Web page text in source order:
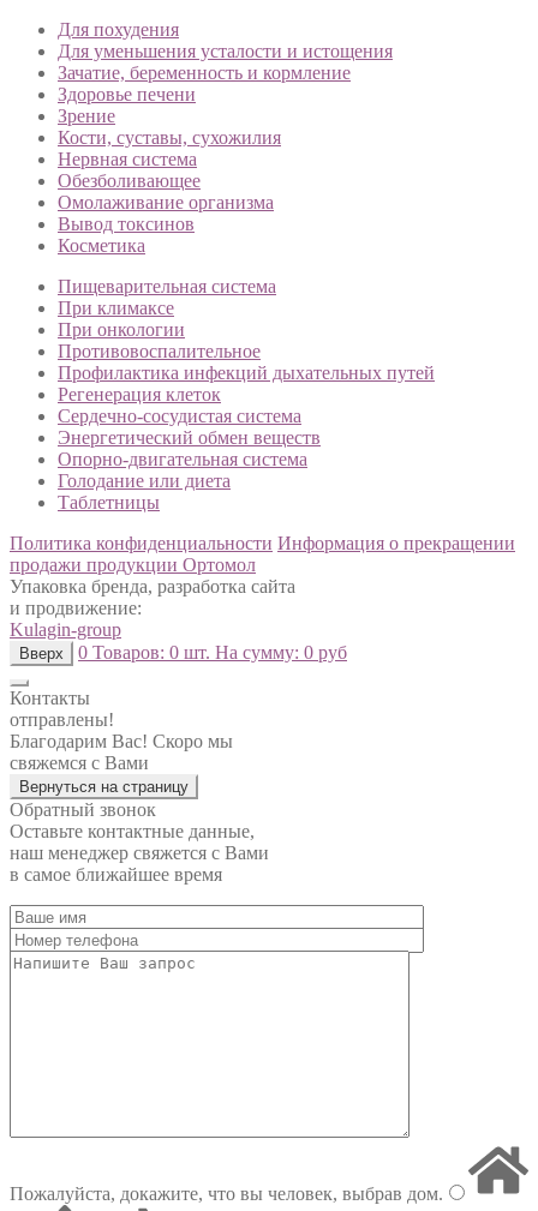
Для похудения
Для уменьшения усталости и истощения
Зачатие, беременность и кормление
Здоровье печени
Зрение
Кости, суставы, сухожилия
Нервная система
Обезболивающее
Омолаживание организма
Вывод токсинов
Косметика
Пищеварительная система
При климаксе
При онкологии
Противовоспалительное
Профилактика инфекций дыхательных путей
Регенерация клеток
Сердечно-сосудистая система
Энергетический обмен веществ
Опорно-двигательная система
Голодание или диета
Таблетницы
Политика конфиденциальности Информация о прекращении
продажи продукции Ортомол
Упаковка бренда, разработка сайта
и продвижение:
Kulagin-group
Вверх 0 Товаров: 0 шт. На сумму: 0 руб
Контакты
отправлены!
Благодарим Вас! Скоро мы
свяжемся с Вами
Вернуться на страницу
Обратный звонок
Оставьте контактные данные,
наш менеджер свяжется с Вами
в самое ближайшее время
Пожалуйста, докажите, что вы человек, выбрав дом.